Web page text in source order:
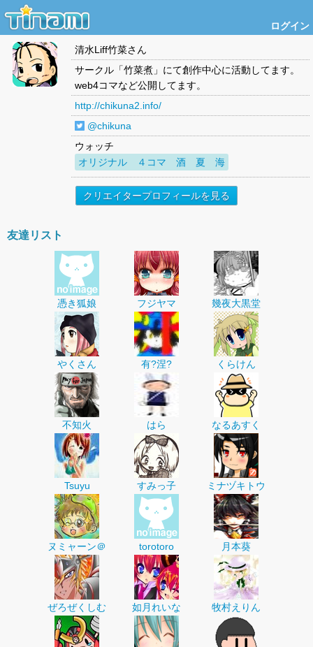
ログイン
清水Liff竹菜さん
サークル「竹菜煮」にて創作中心に活動してます。
web4コマなど公開してます。
http://chikuna2.info/
@chikuna
ウォッチ
オリジナル ４コマ 酒 夏 海
クリエイタープロフィールを見る
友達リスト
憑き狐娘 フジヤマ 幾夜大黒堂
やくさん 有?涅? くらけん
不知火 はら なるあすく
Tsuyu すみっ子 ミナヅキトウ
ヌミャーン＠ torotoro 月本葵
ぜろぜくしむ 如月れいな 牧村えりん